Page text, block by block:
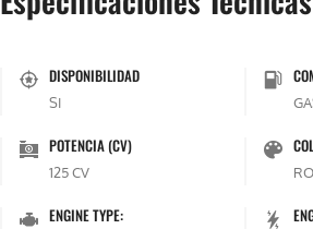
DISPONIBILIDAD
SI
POTENCIA (CV)
125 CV
ENGINE TYPE: